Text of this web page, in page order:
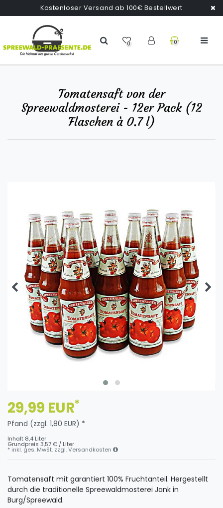
Kostenloser Versand ab 100€ Bestellwert
0 0
Tomatensaft von der
Spreewaldmosterei - 12er Pack (12
Flaschen à 0.7 l)
29,99 EUR*
Pfand (zzgl. 1,80 EUR) *
Inhalt 8,4 Liter
Grundpreis 3,57 € / Liter
* inkl. ges. MwSt. zzgl.Versandkosten
Tomatensaft mit garantiert 100% Fruchtanteil. Hergestellt
durch die traditionelle Spreewaldmosterei Jank in
Burg/Spreewald.